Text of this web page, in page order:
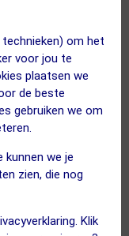
technieken) om het
voor jou te
plaatsen we
de beste
gebruiken we om
we je
zien, die nog
Klik
nog
Samen met
van het
IC’s. Zo